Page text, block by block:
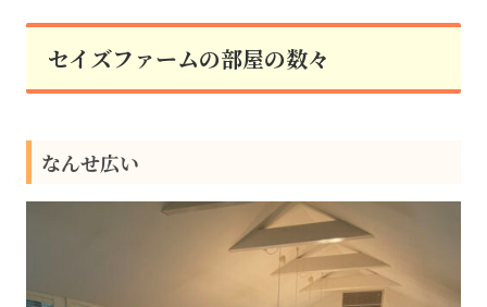
セイズファームの部屋の数々
なんせ広い